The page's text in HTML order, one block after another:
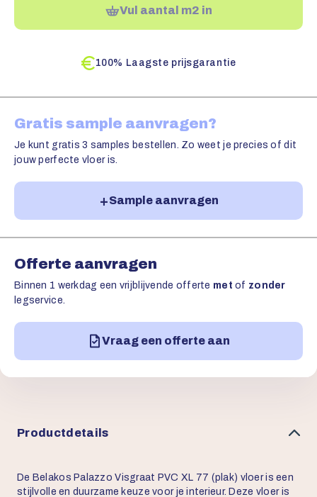
Vul aantal m2 in
100% Laagste prijsgarantie
Gratis sample aanvragen?
Je kunt gratis 3 samples bestellen. Zo weet je precies of dit
jouw perfecte vloer is.
Sample aanvragen
Offerte aanvragen
Binnen 1 werkdag een vrijblijvende offerte met of zonder
legservice.
Vraag een offerte aan
Productdetails
De Belakos Palazzo Visgraat PVC XL 77 (plak) vloer is een
stijlvolle en duurzame keuze voor je interieur. Deze vloer is